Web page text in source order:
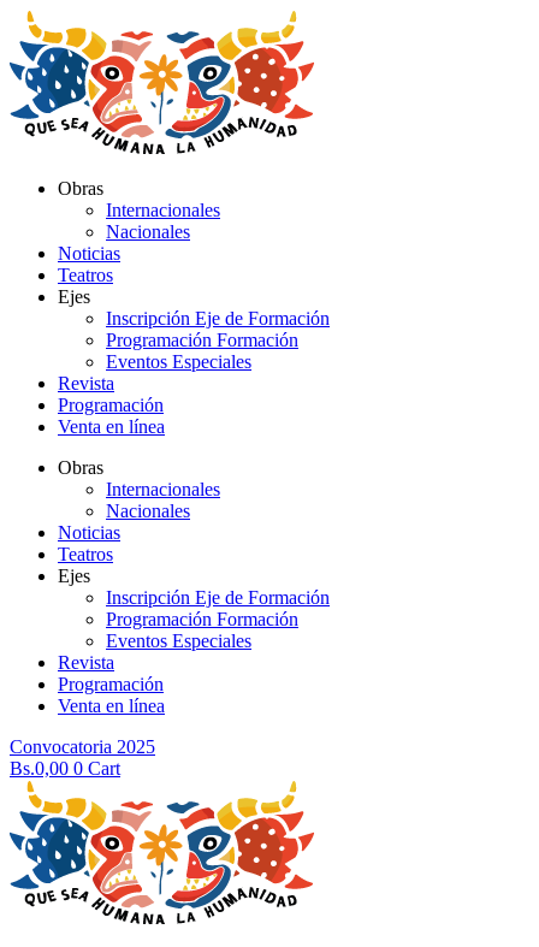
al
contenido
Obras
Internacionales
Nacionales
Noticias
Teatros
Ejes
Inscripción Eje de Formación
Programación Formación
Eventos Especiales
Revista
Programación
Venta en línea
Obras
Internacionales
Nacionales
Noticias
Teatros
Ejes
Inscripción Eje de Formación
Programación Formación
Eventos Especiales
Revista
Programación
Venta en línea
Convocatoria 2025
Bs.0,00 0 Cart